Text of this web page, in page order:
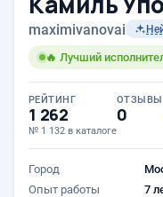
maximivanovai
🔥 Лучший
РЕЙТИНГ
1 262
№ 1 132 в каталоге
ОТЗЫВЫ
0
Город
Опыт работы
7